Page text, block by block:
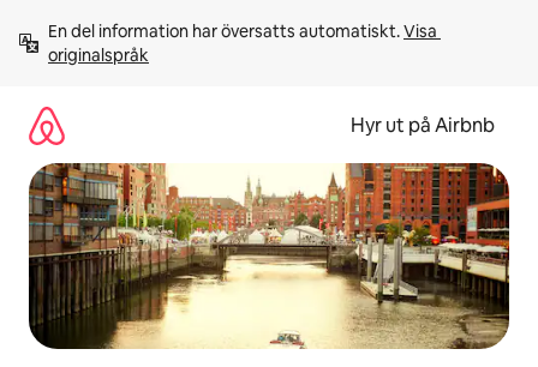
innehåll
En del information har översatts automatiskt. Visa
originalspråk
Hyr ut på Airbnb